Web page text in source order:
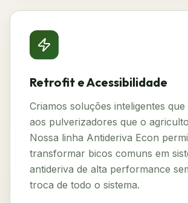
Retrofit e Acessibilidade
Criamos soluções inteligentes que
aos pulverizadores que o
Nossa linha Antideriva Econ
transformar bicos comuns em
antideriva de alta performance
troca de todo o sistema.